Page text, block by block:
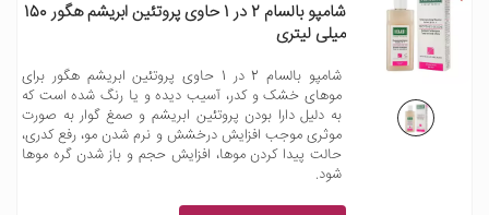
شامپو بالسام 2 در 1 حاوی پروتئین ابریشم هگور 150
میلی لیتری
شامپو بالسام 2 در 1 حاوی پروتئین ابریشم هگور برای
موهای خشک و کدر، آسیب دیده و یا رنگ شده است که
به دلیل دارا بودن پروتئین ابریشم و صمغ گوار به صورت
موثری موجب افزایش درخشش و نرم شدن مو، رفع کدری،
حالت پیدا کردن موها، افزایش حجم و باز شدن گره موها
شود.